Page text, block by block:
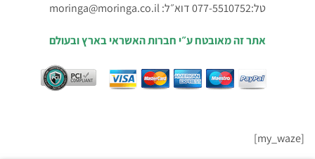
טל:077-5510752 דוא״ל:
moringa@moringa.co.il
אתר זה מאובטח ע״י חברות האשראי בארץ ובעולם
[my_waze]